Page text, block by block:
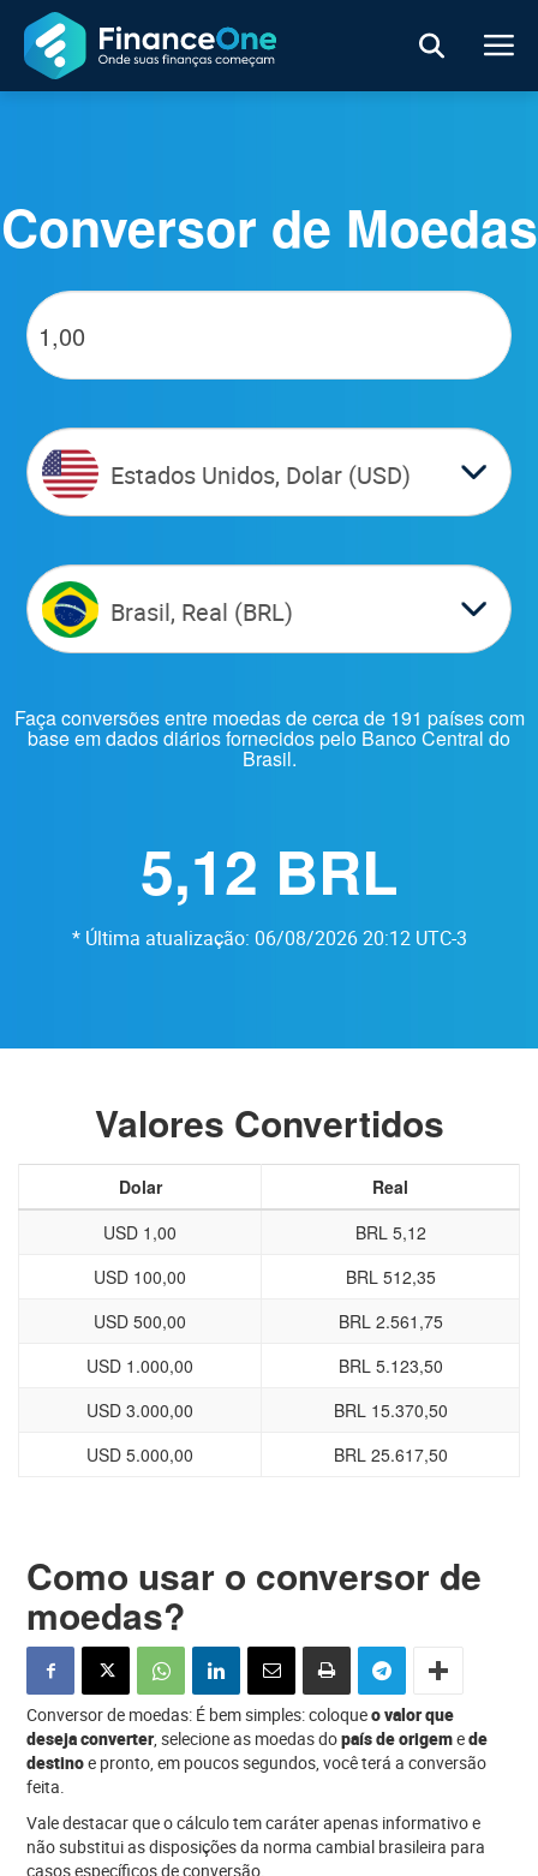
Conversor de Moedas
Estados Unidos, Dolar (USD)
Brasil, Real (BRL)
Faça conversões entre moedas de cerca de 191 países com
base em dados diários fornecidos pelo Banco Central do
Brasil.
5,12 BRL
* Última atualização: 06/08/2026 20:12 UTC-3
Valores Convertidos
Dolar
Real
USD 1,00
BRL 5,12
USD 100,00
BRL 512,35
USD 500,00
BRL 2.561,75
USD 1.000,00
BRL 5.123,50
USD 3.000,00
BRL 15.370,50
USD 5.000,00
BRL 25.617,50
Como usar o conversor de
moedas?
Conversor de moedas: É bem simples: coloqueo valor que
deseja converter, selecione as moedas dopaís de origemede
destinoe pronto, em poucos segundos, você terá a conversão
feita.
Vale destacar que o cálculo tem caráter apenas informativo e
não substitui as disposições da norma cambial brasileira para
casos específicos de conversão.